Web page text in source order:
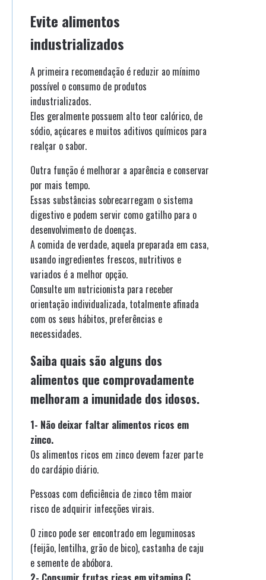
Evite alimentos
industrializados
A primeira recomendação é reduzir ao mínimo
possível o consumo de produtos
industrializados.
Eles geralmente possuem alto teor calórico, de
sódio, açúcares e muitos aditivos químicos para
realçar o sabor.
Outra função é melhorar a aparência e conservar
por mais tempo.
Essas substâncias sobrecarregam o sistema
digestivo e podem servir como gatilho para o
desenvolvimento de doenças.
A comida de verdade, aquela preparada em casa,
usando ingredientes frescos, nutritivos e
variados é a melhor opção.
Consulte um nutricionista para receber
orientação individualizada, totalmente afinada
com os seus hábitos, preferências e
necessidades.
Saiba quais são alguns dos
alimentos que comprovadamente
melhoram a imunidade dos idosos.
1- Não deixar faltar alimentos ricos em
zinco.
Os alimentos ricos em zinco devem fazer parte
do cardápio diário.
Pessoas com deficiência de zinco têm maior
risco de adquirir infecções virais.
O zinco pode ser encontrado em leguminosas
(feijão, lentilha, grão de bico), castanha de caju
e semente de abóbora.